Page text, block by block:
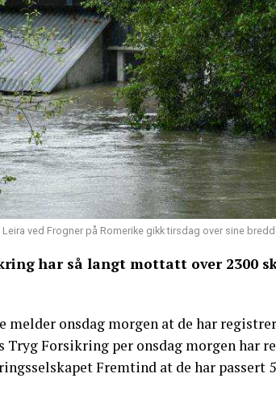
Leira ved Frogner på Romerike gikk tirsdag over sine
har så langt mottatt over 2300
melder onsdag morgen at de har
Tryg Forsikring per onsdag morgen har
Fremtind at de har passert